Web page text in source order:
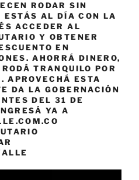
RODAR SIN
ESTÁS AL DÍA CON LA
ACCEDER AL
Y OBTENER
EN
AHORRÁ DINERO,
TRANQUILO POR
APROVECHÁ ESTA
DA LA GOBERNACIÓN
DEL 31 DE
YA A